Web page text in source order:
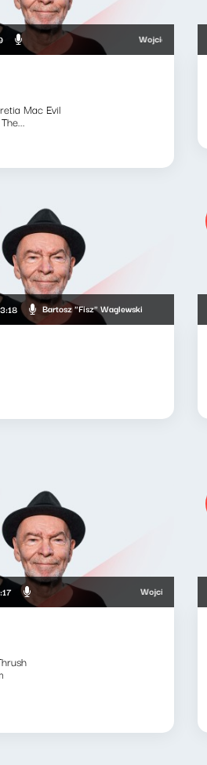
Wojciech
Mac Evil
Bartosz "Fisz" Waglewski
Wojciech